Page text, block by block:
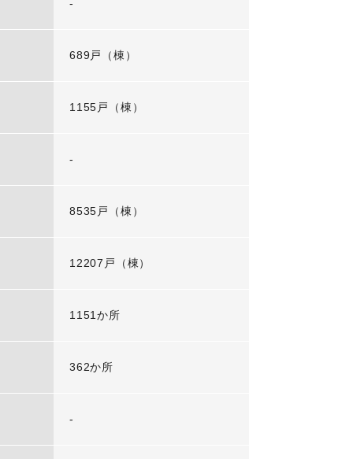
-
689戸（棟）
1155戸（棟）
-
8535戸（棟）
12207戸（棟）
1151か所
362か所
-